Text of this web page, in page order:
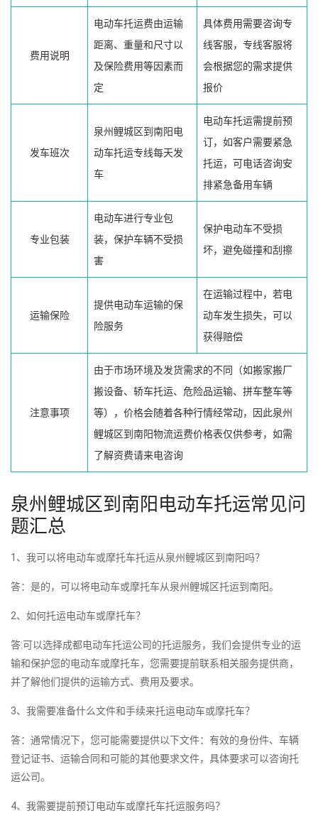
费用说明
电动车托运费由运输
距离、重量和尺寸以
及保险费用等因素而
定
具体费用需要咨询专
线客服，专线客服将
会根据您的需求提供
报价
发车班次
泉州鲤城区到南阳电
动车托运专线每天发
车
电动车托运需提前预
订，如客户需要紧急
托运，可电话咨询安
排紧急备用车辆
专业包装
电动车进行专业包
装，保护车辆不受损
害
保护电动车不受损
坏，避免碰撞和刮擦
运输保险
提供电动车运输的保
险服务
在运输过程中，若电
动车发生损失，可以
获得赔偿
注意事项
由于市场环境及发货需求的不同（如搬家搬厂
搬设备、轿车托运、危险品运输、拼车整车等
等），价格会随着各种行情经常动，因此泉州
鲤城区到南阳物流运费价格表仅供参考，如需
了解资费请来电咨询
泉州鲤城区到南阳电动车托运常见问
题汇总
1、我可以将电动车或摩托车托运从泉州鲤城区到南阳吗？
答：是的，可以将电动车或摩托车从泉州鲤城区托运到南阳。
2、如何托运电动车或摩托车？
答:可以选择成都电动车托运公司的托运服务，我们会提供专业的运
输和保护您的电动车或摩托车，您需要提前联系相关服务提供商，
并了解他们提供的运输方式、费用及要求。
3、我需要准备什么文件和手续来托运电动车或摩托车？
答：通常情况下，您可能需要提供以下文件：有效的身份件、车辆
登记证书、运输合同和可能的其他要求文件，具体要求可以咨询托
运公司。
4、我需要提前预订电动车或摩托车托运服务吗？